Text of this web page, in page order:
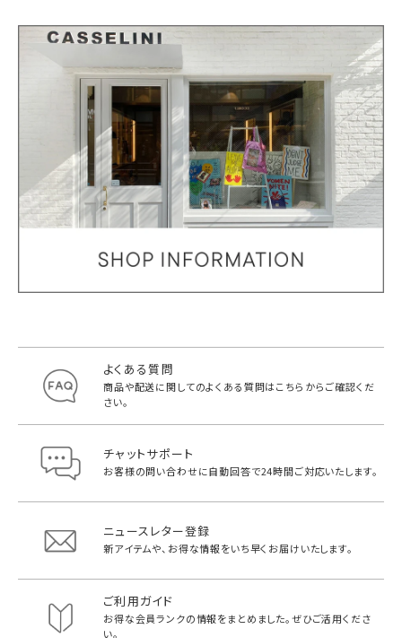
よくある質問
商品や配送に関してのよくある質問はこちらからご確認くだ
さい。
チャットサポート
お客様の問い合わせに自動回答で24時間ご対応いたします。
ニュースレター登録
新アイテムや、お得な情報をいち早く お届けいたします。
ご利用ガイド
お得な会員ランクの情報をまとめました。ぜひご活用くださ
い。